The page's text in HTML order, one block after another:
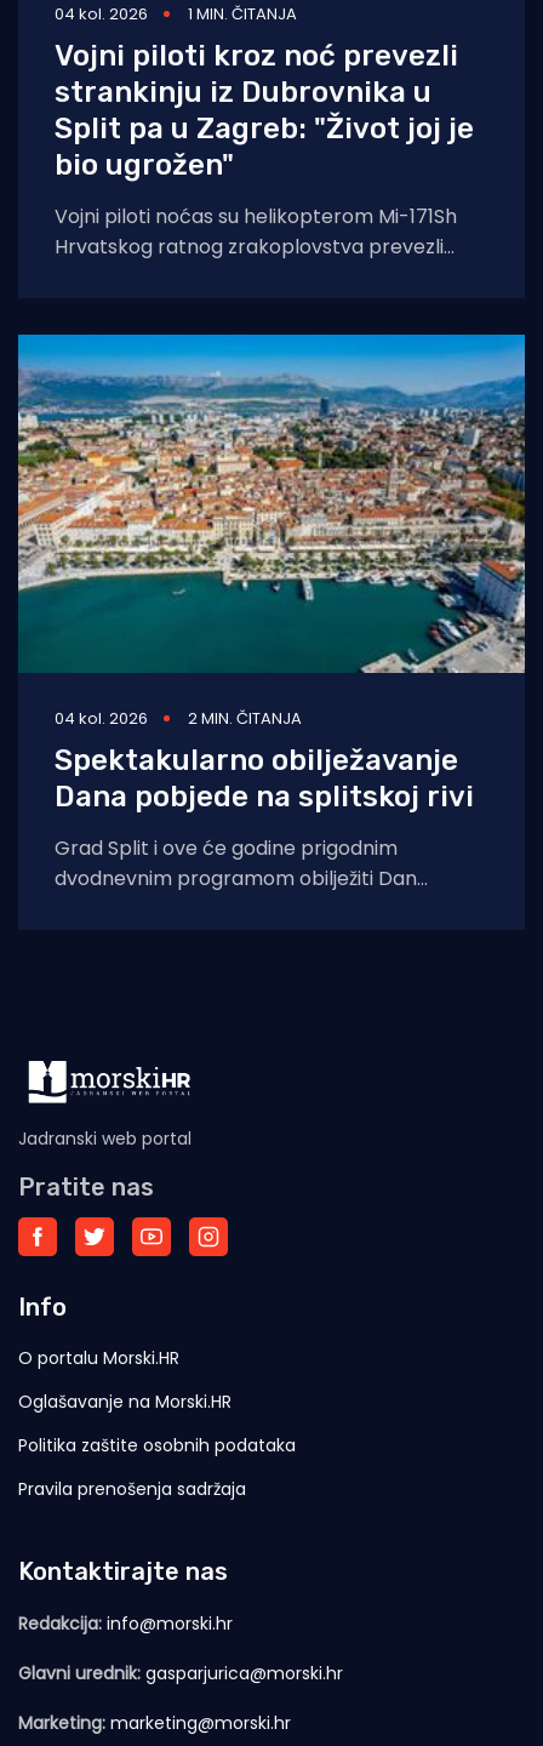
04 kol. 2026 1 MIN. ČITANJA
Vojni piloti kroz noć prevezli
strankinju iz Dubrovnika u
Split pa u Zagreb: "Život joj je
bio ugrožen"
Vojni piloti noćas su helikopterom Mi-171Sh
Hrvatskog ratnog zrakoplovstva prevezli
04 kol. 2026 2 MIN. ČITANJA
Spektakularno obilježavanje
Dana pobjede na splitskoj rivi
Grad Split i ove će godine prigodnim
dvodnevnim programom obilježiti Dan
Jadranski web portal
Pratite nas
Info
O portalu Morski.HR
Oglašavanje na Morski.HR
Politika zaštite osobnih podataka
Pravila prenošenja sadržaja
Kontaktirajte nas
Redakcija: info@morski.hr
Glavni urednik: gasparjurica@morski.hr
Marketing: marketing@morski.hr